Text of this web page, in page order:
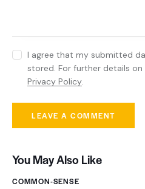
I agree that my submitted
stored. For further details
Privacy Policy
You May Also Like
COMMON-SENSE